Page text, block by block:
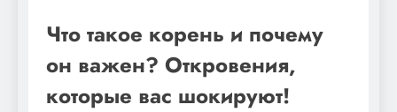
Что такое корень и почему
он важен? Откровения,
которые вас шокируют!